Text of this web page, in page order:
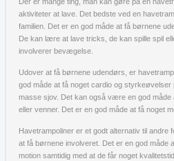
aktiviteter at lave. Det bedste ved en
familien. Det er en god måde at få børnene
De kan lære at lave tricks, de kan spille spil
involverer bevægelse.
Udover at få børnene udendørs, er
god måde at få noget cardio og styrkeøvelser
masse sjov. Det kan også være en god måde
eller venner. Det er en god måde at få noget
Havetrampoliner er et godt alternativ til andre
at få børnene involveret. Det er en god måde
motion samtidig med at de får noget